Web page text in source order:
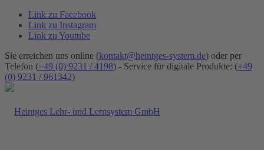
Link zu Facebook
Link zu Instagram
Link zu Youtube
Sie erreichen uns online (kontakt@heintges-system.de) oder per
Telefon (+49 (0) 9231 / 4198) - Service für digitale Produkte: (+49
(0) 9231 / 961342)